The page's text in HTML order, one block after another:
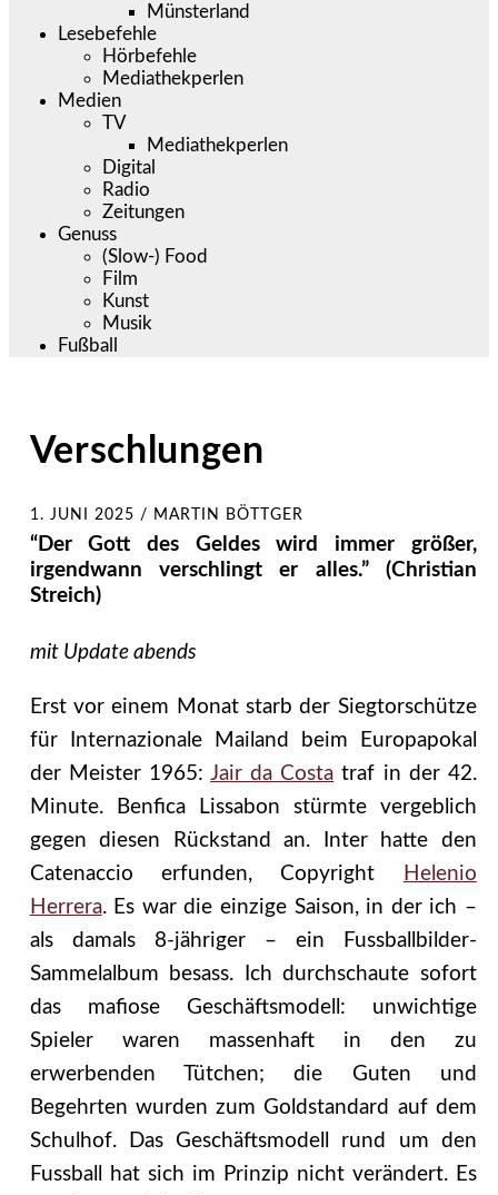
Münsterland
Lesebefehle
Hörbefehle
Mediathekperlen
Medien
TV
Mediathekperlen
Digital
Radio
Zeitungen
Genuss
(Slow-) Food
Film
Kunst
Musik
Fußball
Verschlungen
1. JUNI 2025 / MARTIN BÖTTGER
“Der Gott des Geldes wird immer größer,
irgendwann verschlingt er alles.” (Christian
Streich)
mit Update abends
Erst vor einem Monat starb der Siegtorschütze
für Internazionale Mailand beim Europapokal
der Meister 1965:Jair da Costa traf in der 42.
Minute. Benfica Lissabon stürmte vergeblich
gegen diesen Rückstand an. Inter hatte den
Catenaccio erfunden, Copyright
Helenio
Herrera. Es war die einzige Saison, in der ich –
als damals 8-jähriger – ein Fussballbilder-
Sammelalbum besass. Ich durchschaute sofort
das mafiose Geschäftsmodell: unwichtige
Spieler waren massenhaft in den zu
erwerbenden Tütchen; die Guten und
Begehrten wurden zum Goldstandard auf dem
Schulhof. Das Geschäftsmodell rund um den
Fussball hat sich im Prinzip nicht verändert. Es